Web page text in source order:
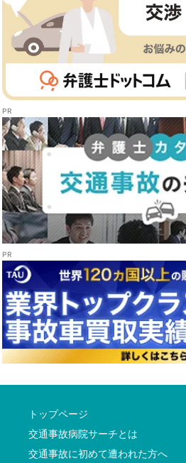
トップページ
交通事故病院サーチとは
交通事故に初めて遭われた方へ